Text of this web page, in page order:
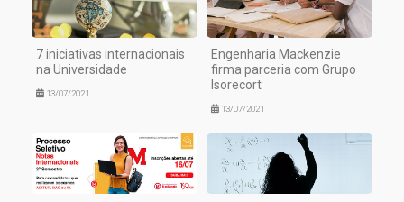
7 iniciativas internacionais
na Universidade
13/07/2021
Engenharia Mackenzie
firma parceria com Grupo
Isorecort
13/07/2021